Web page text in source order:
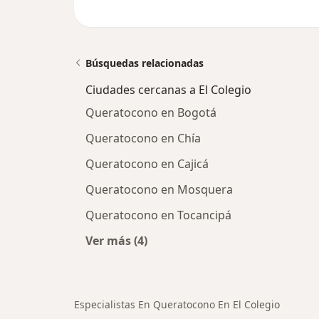
Búsquedas relacionadas
Ciudades cercanas a El Colegio
Queratocono en Bogotá
Queratocono en Chía
Queratocono en Cajicá
Queratocono en Mosquera
Queratocono en Tocancipá
Ver más (4)
Especialistas En Queratocono En El Colegio